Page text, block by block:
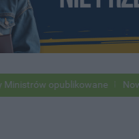
opublikowane Nowa